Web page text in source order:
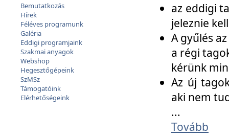
Bemutatkozás
Hírek
Féléves programunk
Galéria
Eddigi programjaink
Szakmai anyagok
Webshop
Hegesztőgépeink
SzMSz
Támogatóink
Elérhetőségeink
az eddigi
jeleznie
A gyűlés
a régi
kérünk
Az új
aki nem
...
Tovább